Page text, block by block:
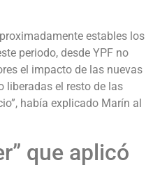
estables los
periodo, desde YPF no
el impacto de las nuevas
liberadas el resto de las
había explicado Marín al
que aplicó